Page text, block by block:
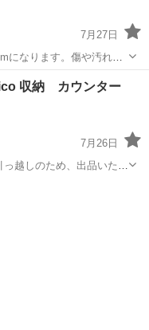
7月27日
なります。傷や汚れは
取りに来てくれる方よろ
レトロ
収納 カウンター
7月26日
越しのため、出品いたし